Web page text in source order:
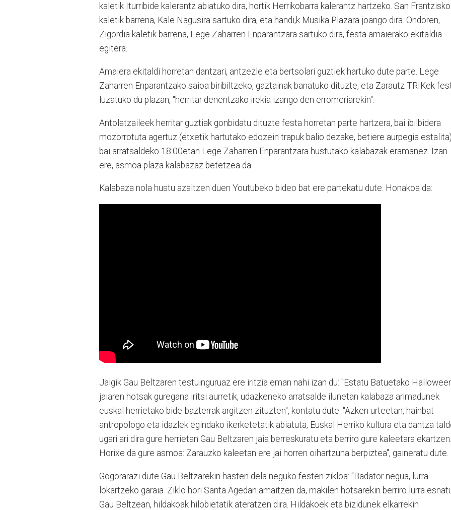
kaletik Iturribide kalerantz abiatuko dira, hortik Herrikobarra kalerantz hartzeko. San Frantzisko
kaletik barrena, Kale Nagusira sartuko dira, eta handi,k Musika Plazara joango dira. Ondoren,
Zigordia kaletik barrena, Lege Zaharren Enparantzara sartuko dira, festa amaierako ekitaldia
egitera.
Amaiera ekitaldi horretan dantzari, antzezle eta bertsolari guztiek hartuko dute parte. Lege
Zaharren Enparantzako saioa biribiltzeko, gaztainak banatuko dituzte, eta Zarautz TRIKek
luzatuko du plazan, "herritar denentzako irekia izango den erromeriarekin".
Antolatzaileek herritar guztiak gonbidatu dituzte festa horretan parte hartzera, bai ibilbidera
mozorrotuta agertuz (etxetik hartutako edozein trapuk balio dezake, betiere aurpegia
bai arratsaldeko 18:00etan Lege Zaharren Enparantzara hustutako kalabazak eramanez. Izan
ere, asmoa plaza kalabazaz betetzea da.
Kalabaza nola hustu azaltzen duen Youtubeko bideo bat ere partekatu dute. Honakoa da:
Jalgik Gau Beltzaren testuinguruaz ere iritzia eman nahi izan du: "Estatu Batuetako
jaiaren hotsak guregana iritsi aurretik, udazkeneko arratsalde ilunetan kalabaza arimadunek
euskal herrietako bide-bazterrak argitzen zituzten", kontatu dute. "Azken urteetan, hainbat
antropologo eta idazlek egindako ikerketetatik abiatuta, Euskal Herriko kultura eta dantza
ugari ari dira gure herrietan Gau Beltzaren jaia berreskuratu eta berriro gure kaleetara ekartzen.
Horixe da gure asmoa: Zarauzko kaleetan ere jai horren oihartzuna berpiztea", gaineratu dute.
Gogorarazi dute Gau Beltzarekin hasten dela neguko festen zikloa: "Badator negua, lurra
lokartzeko garaia. Ziklo hori Santa Agedan amaitzen da, makilen hotsarekin berriro lurra
Gau Beltzean, hildakoak hilobietatik ateratzen dira. Hildakoek eta bizidunek elkarrekin